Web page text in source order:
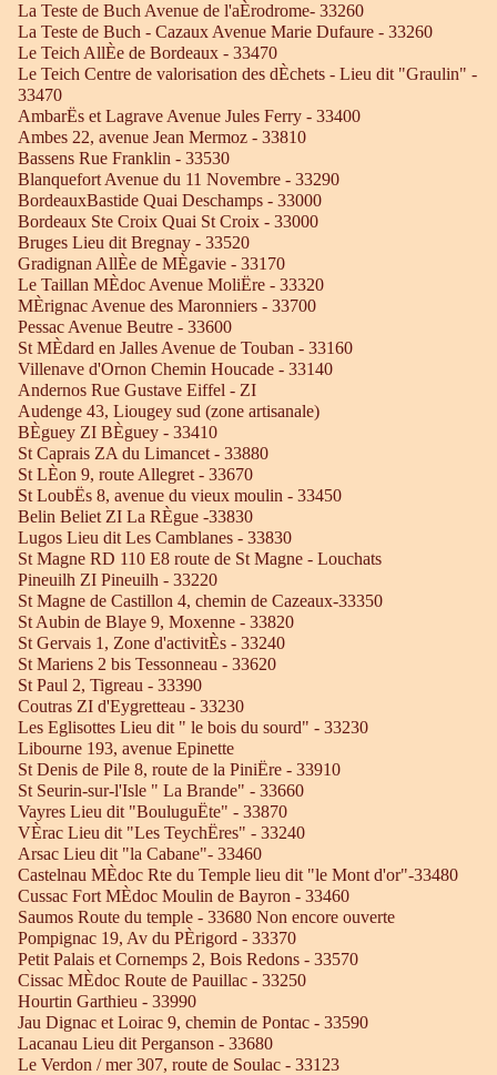
La Teste de Buch Avenue de l'aÈrodrome- 33260
La Teste de Buch - Cazaux Avenue Marie Dufaure - 33260
Le Teich AllÈe de Bordeaux - 33470
Le Teich Centre de valorisation des dÈchets - Lieu dit "Graulin" -
33470
AmbarËs et Lagrave Avenue Jules Ferry - 33400
Ambes 22, avenue Jean Mermoz - 33810
Bassens Rue Franklin - 33530
Blanquefort Avenue du 11 Novembre - 33290
BordeauxBastide Quai Deschamps - 33000
Bordeaux Ste Croix Quai St Croix - 33000
Bruges Lieu dit Bregnay - 33520
Gradignan AllÈe de MÈgavie - 33170
Le Taillan MÈdoc Avenue MoliËre - 33320
MÈrignac Avenue des Maronniers - 33700
Pessac Avenue Beutre - 33600
St MÈdard en Jalles Avenue de Touban - 33160
Villenave d'Ornon Chemin Houcade - 33140
Andernos Rue Gustave Eiffel - ZI
Audenge 43, Liougey sud (zone artisanale)
BÈguey ZI BÈguey - 33410
St Caprais ZA du Limancet - 33880
St LÈon 9, route Allegret - 33670
St LoubËs 8, avenue du vieux moulin - 33450
Belin Beliet ZI La RÈgue -33830
Lugos Lieu dit Les Camblanes - 33830
St Magne RD 110 E8 route de St Magne - Louchats
Pineuilh ZI Pineuilh - 33220
St Magne de Castillon 4, chemin de Cazeaux-33350
St Aubin de Blaye 9, Moxenne - 33820
St Gervais 1, Zone d'activitÈs - 33240
St Mariens 2 bis Tessonneau - 33620
St Paul 2, Tigreau - 33390
Coutras ZI d'Eygretteau - 33230
Les Eglisottes Lieu dit " le bois du sourd" - 33230
Libourne 193, avenue Epinette
St Denis de Pile 8, route de la PiniËre - 33910
St Seurin-sur-l'Isle " La Brande" - 33660
Vayres Lieu dit "BouluguËte" - 33870
VÈrac Lieu dit "Les TeychËres" - 33240
Arsac Lieu dit "la Cabane"- 33460
Castelnau MÈdoc Rte du Temple lieu dit "le Mont d'or"-33480
Cussac Fort MÈdoc Moulin de Bayron - 33460
Saumos Route du temple - 33680 Non encore ouverte
Pompignac 19, Av du PÈrigord - 33370
Petit Palais et Cornemps 2, Bois Redons - 33570
Cissac MÈdoc Route de Pauillac - 33250
Hourtin Garthieu - 33990
Jau Dignac et Loirac 9, chemin de Pontac - 33590
Lacanau Lieu dit Perganson - 33680
Le Verdon / mer 307, route de Soulac - 33123